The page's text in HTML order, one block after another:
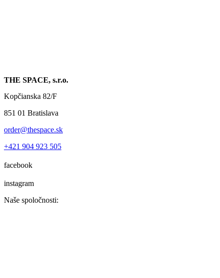
THE SPACE, s.r.o.
Kopčianska 82/F
851 01 Bratislava
order@thespace.sk
+421 904 923 505
facebook
instagram
Naše spoločnosti: